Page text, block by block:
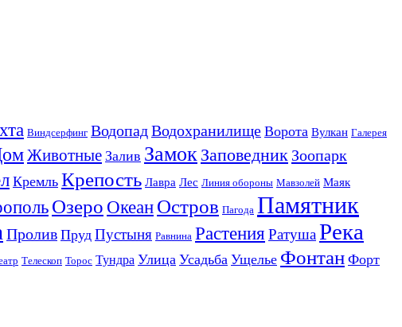
Виндсерфинг ВодопадВодохранилище Ворота Вулкан Галерея
Животные Залив Замок Заповедник Зоопарк
Кремль Крепость Лавра Лес Линия обороны Мавзолей Маяк
Озеро ОкеанОстров Пагода Памятник
Пролив Пруд Пустыня Равнина Растения РатушаРека
Телескоп Торос Тундра Улица Усадьба Ущелье Фонтан Форт